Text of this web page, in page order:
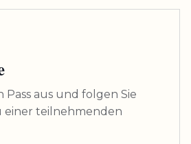
Pass aus und folgen Sie
einer teilnehmenden